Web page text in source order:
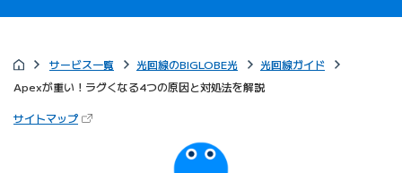
サービス一覧 光回線のBIGLOBE光
光回線ガイド
Apexが重い！ラグくなる4つの原因と対処法を解説
サイトマップ（新しいタブで開きます）